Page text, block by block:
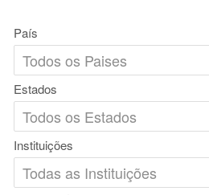
País
Estados
Instituições